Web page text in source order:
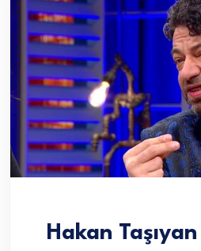
Hakan